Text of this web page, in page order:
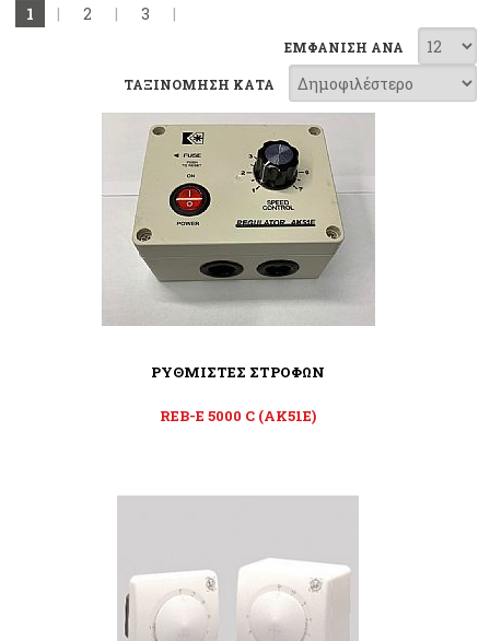
1 | 2 | 3 |
ΕΜΦΑΝΙΣΗ ΑΝΑ
ΤΑΞΙΝΟΜΗΣΗ ΚΑΤΑ
ΡΥΘΜΙΣΤΕΣ ΣΤΡΟΦΩΝ
REB-E 5000 C (AK51E)